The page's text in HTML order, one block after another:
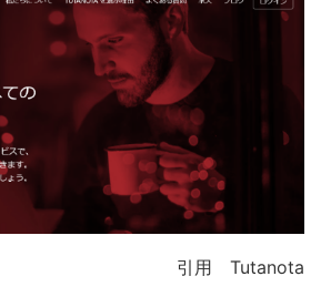
引用 Tutanota